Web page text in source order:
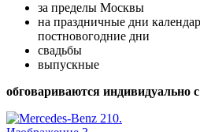
за пределы Москвы
на праздничные дни
постновогодние дни
свадьбы
выпускные
обговариваются индивидуально